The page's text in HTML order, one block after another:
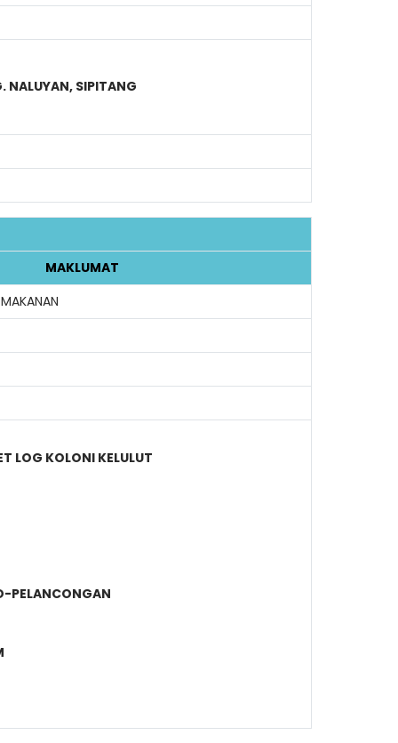
NALUYAN, SIPITANG
MAKLUMAT
LOG KOLONI KELULUT
PELANCONGAN